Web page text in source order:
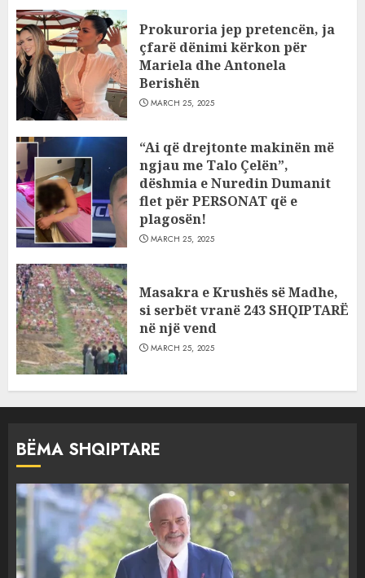
Prokuroria jep pretencën, ja
çfarë dënimi kërkon për
Mariela dhe Antonela
Berishën
MARCH 25, 2025
“Ai që drejtonte makinën më
ngjau me Talo Çelën”,
dëshmia e Nuredin Dumanit
flet për PERSONAT që e
plagosën!
MARCH 25, 2025
Masakra e Krushës së Madhe,
si serbët vranë 243 SHQIPTARË
në një vend
MARCH 25, 2025
BËMA SHQIPTARE